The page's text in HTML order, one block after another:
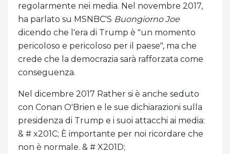
regolarmente nei media. Nel novembre 2017,
ha parlato su MSNBC'S Buongiorno Joe
dicendo che l'era di Trump è "un momento
pericoloso e pericoloso per il paese", ma che
crede che la democrazia sarà rafforzata come
conseguenza.
Nel dicembre 2017 Rather si è anche seduto
con Conan O'Brien e le sue dichiarazioni sulla
presidenza di Trump e i suoi attacchi ai media:
& # x201C; È importante per noi ricordare che
non è normale. & # X201D;